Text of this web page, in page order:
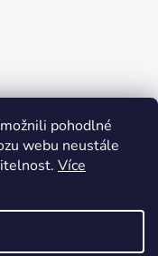
pohodlné
webu neustále
Více